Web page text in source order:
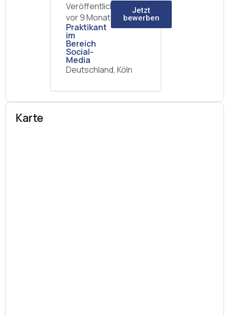
Veröffentlicht
vor 9 Monaten
Praktikant
im
Bereich
Social-
Media
Deutschland, Köln
Jetzt
bewerben
Karte